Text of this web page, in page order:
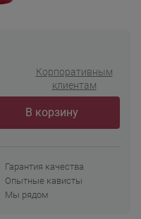
Корпоративным
клиентам
В корзину
Гарантия качества
Опытные кависты
Мы рядом